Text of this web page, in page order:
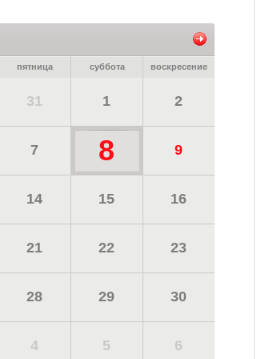
пятница суббота воскресение
31 1 2
7 8 9
14 15 16
21 22 23
28 29 30
4 5 6